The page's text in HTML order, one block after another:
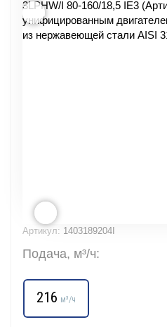
Артикул: 1403189204I
Подача, м³/ч:
216 м³/ч